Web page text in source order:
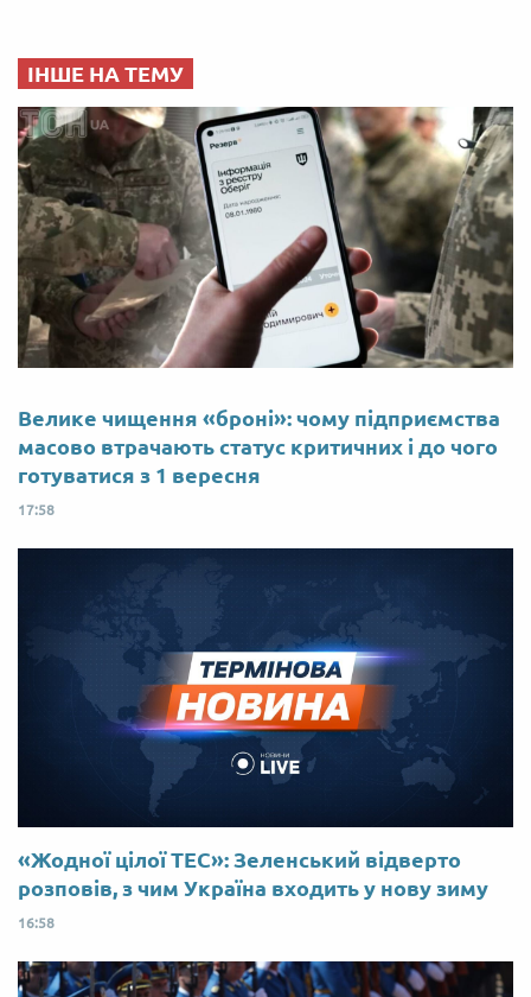
ІНШЕ НА ТЕМУ
Велике чищення «броні»: чому підприємства
масово втрачають статус критичних і до чого
готуватися з 1 вересня
17:58
«Жодної цілої ТЕС»: Зеленський відверто
розповів, з чим Україна входить у нову зиму
16:58